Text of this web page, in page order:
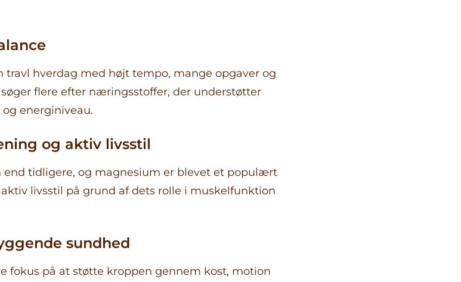
travl hverdag med højt tempo, mange opgaver og
flere efter næringsstoffer, der understøtter
energiniveau.
og aktiv livsstil
end tidligere, og magnesium er blevet et populært
livsstil på grund af dets rolle i muskelfunktion
sundhed
fokus på at støtte kroppen gennem kost, motion